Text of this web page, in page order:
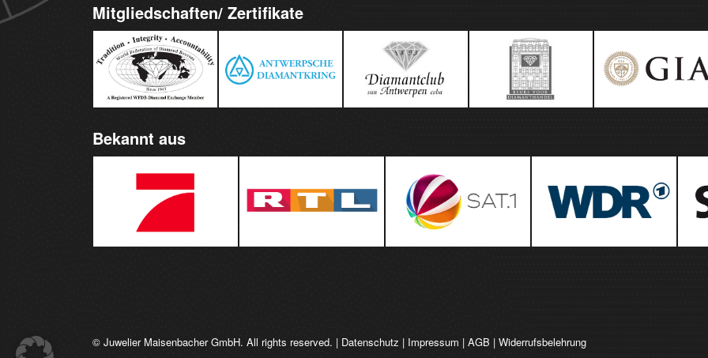
Mitgliedschaften/ Zertifikate
Bekannt aus
© Juwelier Maisenbacher GmbH. All rights reserved. | Datenschutz | Impressum |AGB |Widerrufsbelehrung